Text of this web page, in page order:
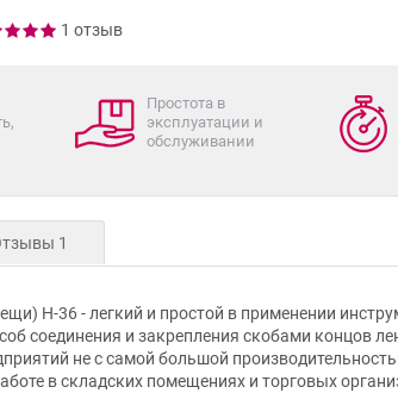
1 отзыв
Простота в
эксплуатации и
обслуживании
1
Н-36 - легкий и простой в применении
соединения и закрепления скобами концов
не с самой большой
в складских помещениях и торговых